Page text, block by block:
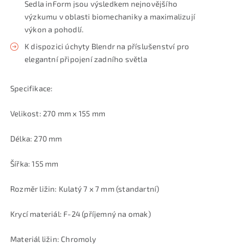
Sedla inForm jsou výsledkem nejnovějšího
výzkumu v oblasti biomechaniky a maximalizují
výkon a pohodlí.
K dispozici úchyty Blendr na příslušenství pro
elegantní připojení zadního světla
Specifikace:
Velikost: 270 mm x 155 mm
Délka: 270 mm
Šířka: 155 mm
Rozměr ližin: Kulatý 7 x 7 mm (standartní)
Krycí materiál: F-24 (příjemný na omak)
Materiál ližin: Chromoly